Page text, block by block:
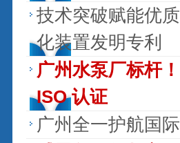
技术突破赋能优
化装置发明专利
广州水泵厂标杆
ISO 认证
广州全一护航国